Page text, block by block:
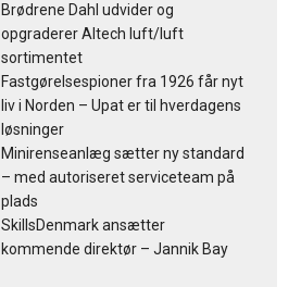
Brødrene Dahl udvider og
opgraderer Altech luft/luft
sortimentet
Fastgørelsespioner fra 1926 får nyt
liv i Norden – Upat er til hverdagens
løsninger
Minirenseanlæg sætter ny standard
– med autoriseret serviceteam på
plads
SkillsDenmark ansætter
kommende direktør – Jannik Bay